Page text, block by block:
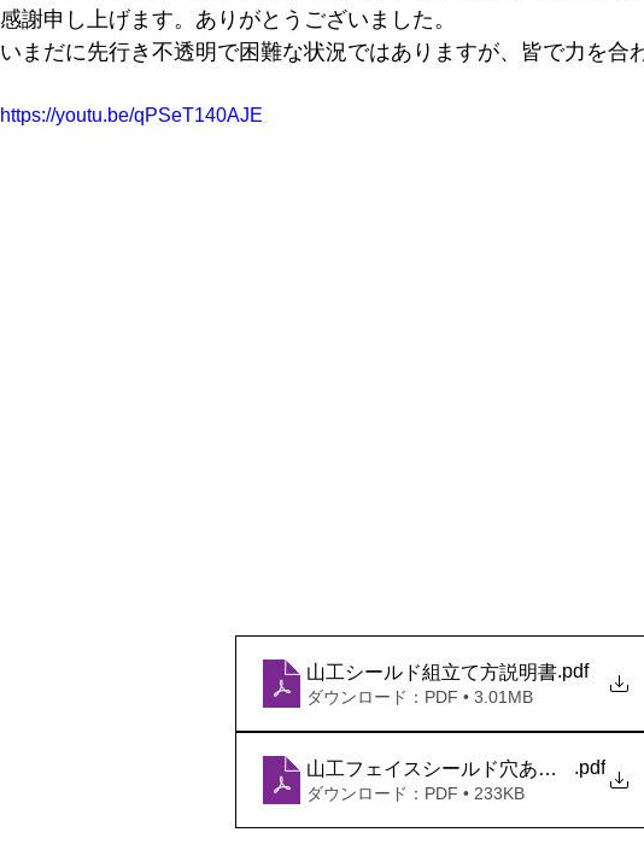
感謝申し上げます。ありがとうございました。
いまだに先行き不透明で困難な状況ではありますが、皆で力を合
https://youtu.be/qPSeT140AJE
山工シールド組立て方説明書.pdf
ダウンロード：PDF • 3.01MB
山工フェイスシールド穴あけ位置
.pdf
ダウンロード：PDF • 233KB